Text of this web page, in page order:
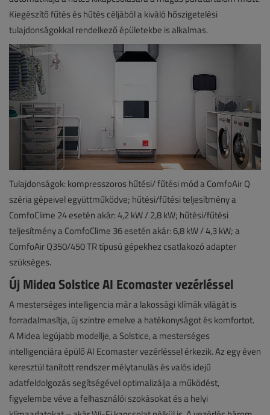
Kiegészítő fűtés és hűtés céljából a kiváló hőszigetelési
tulajdonságokkal rendelkező épületekbe is alkalmas.
Tulajdonságok: kompresszoros hűtési/ fűtési mód a ComfoAir Q
széria gépeivel együttműködve; hűtési/fűtési teljesítmény a
ComfoClime 24 esetén akár: 4,2 kW / 2,8 kW; hűtési/fűtési
teljesítmény a ComfoClime 36 esetén akár: 6,8 kW / 4,3 kW; a
ComfoAir Q350/450 TR típusú gépekhez csatlakozó adapter
szükséges.
Új Midea Solstice AI Ecomaster vezérléssel
A mesterséges intelligencia már a lakossági klímák világát is
forradalmasítja, új szintre emelve a hatékonyságot és komfortot.
A Midea legújabb modellje, a Solstice, a mesterséges
intelligenciára épülő AI Ecomaster vezérléssel érkezik. Az egy éven
keresztül tanított rendszer mélytanulás és valós idejű
adatfeldolgozás segítségével optimalizálja a működést,
figyelembe véve a felhasználói szokásokat és a helyi